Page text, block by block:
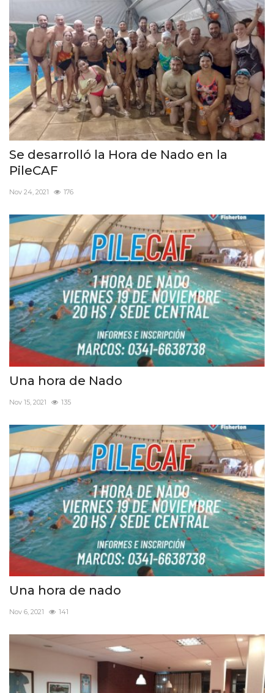
Se desarrolló la Hora de Nado en la
PileCAF
Nov 24, 2021 176
Una hora de Nado
Nov 15, 2021 135
Una hora de nado
Nov 6, 2021 141